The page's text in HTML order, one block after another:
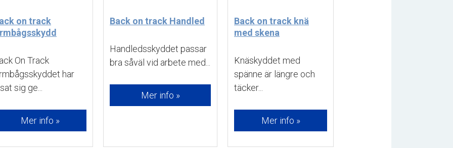
on track
On Track
har
sig ge...
Mer info »
Back on track Handled
Handledsskyddet passar
bra såväl vid arbete med...
Mer info »
Back on track knä
med skena
Knäskyddet med
spänne är längre och
täcker...
Mer info »